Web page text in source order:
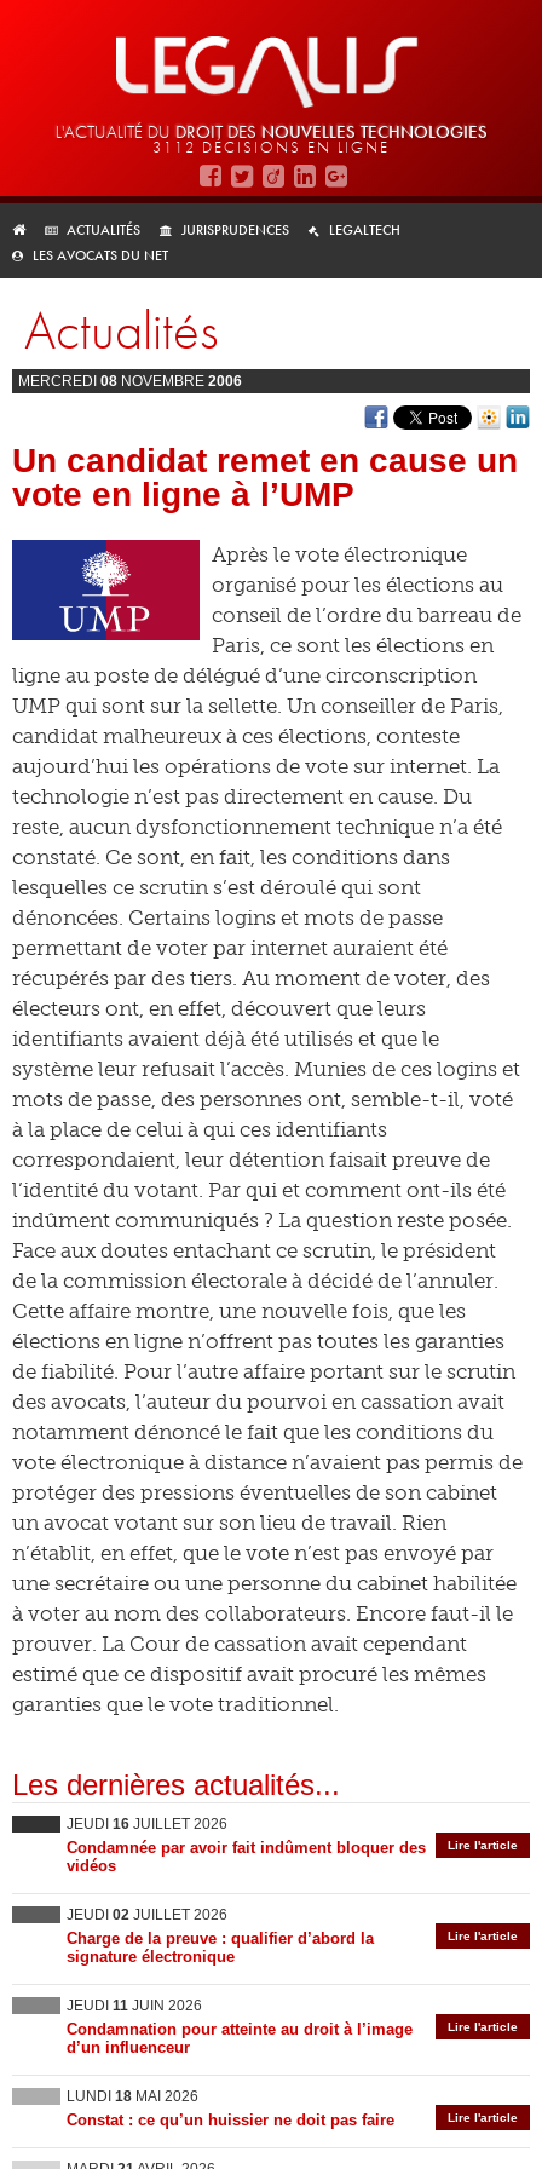
L'ACTUALITÉ DU DROIT DES NOUVELLES TECHNOLOGIES
3112 DÉCISIONS EN LIGNE
ACTUALITÉS JURISPRUDENCES
LEGALTECH
LES AVOCATS DU NET
Actualités
MERCREDI 08 NOVEMBRE 2006
Un candidat remet en cause un
vote en ligne à l’UMP
Après le vote électronique
organisé pour les élections au
conseil de l’ordre du barreau de
Paris, ce sont les élections en
ligne au poste de délégué d’une circonscription
UMP qui sont sur la sellette. Un conseiller de Paris,
candidat malheureux à ces élections, conteste
aujourd’hui les opérations de vote sur internet. La
technologie n’est pas directement en cause. Du
reste, aucun dysfonctionnement technique n’a été
constaté. Ce sont, en fait, les conditions dans
lesquelles ce scrutin s’est déroulé qui sont
dénoncées. Certains logins et mots de passe
permettant de voter par internet auraient été
récupérés par des tiers. Au moment de voter, des
électeurs ont, en effet, découvert que leurs
identifiants avaient déjà été utilisés et que le
système leur refusait l’accès. Munies de ces logins et
mots de passe, des personnes ont, semble-t-il, voté
à la place de celui à qui ces identifiants
correspondaient, leur détention faisait preuve de
l’identité du votant. Par qui et comment ont-ils été
indûment communiqués ? La question reste posée.
Face aux doutes entachant ce scrutin, le président
de la commission électorale à décidé de l’annuler.
Cette affaire montre, une nouvelle fois, que les
élections en ligne n’offrent pas toutes les garanties
de fiabilité. Pour l’autre affaire portant sur le scrutin
des avocats, l’auteur du pourvoi en cassation avait
notamment dénoncé le fait que les conditions du
vote électronique à distance n’avaient pas permis de
protéger des pressions éventuelles de son cabinet
un avocat votant sur son lieu de travail. Rien
n’établit, en effet, que le vote n’est pas envoyé par
une secrétaire ou une personne du cabinet habilitée
à voter au nom des collaborateurs. Encore faut-il le
prouver. La Cour de cassation avait cependant
estimé que ce dispositif avait procuré les mêmes
garanties que le vote traditionnel.
Les dernières actualités...
JEUDI 16 JUILLET 2026
Lire l'article
Condamnée par avoir fait indûment bloquer des
vidéos
JEUDI 02 JUILLET 2026
Lire l'article
Charge de la preuve : qualifier d’abord la
signature électronique
JEUDI 11 JUIN 2026
Lire l'article
Condamnation pour atteinte au droit à l’image
d’un influenceur
LUNDI 18 MAI 2026
Lire l'article
Constat : ce qu’un huissier ne doit pas faire